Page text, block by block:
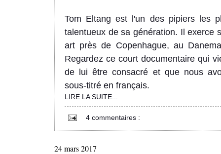
Tom Eltang est l'un des pipiers les
talentueux de sa génération. Il exerce
art près de Copenhague, au
Regardez ce court documentaire qui
de lui être consacré et que nous
sous-titré en français.
LIRE LA SUITE...
4 commentaires :
24 mars 2017